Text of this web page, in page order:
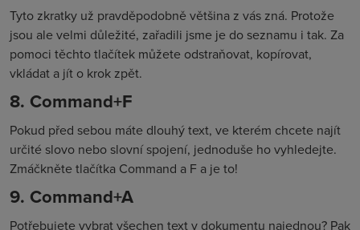
Tyto zkratky už pravděpodobně většina z vás zná. Protože
jsou ale velmi důležité, zařadili jsme je do seznamu i tak. Za
pomoci těchto tlačítek můžete odstraňovat, kopírovat,
vkládat a jít o krok zpět.
8. Command+F
Pokud před sebou máte dlouhý text, ve kterém chcete najít
určité slovo nebo slovní spojení, jednoduše ho vyhledejte.
Zmáčkněte tlačítka Command a F a je to!
9. Command+A
Potřebujete vybrat všechen text v dokumentu najednou? Pak